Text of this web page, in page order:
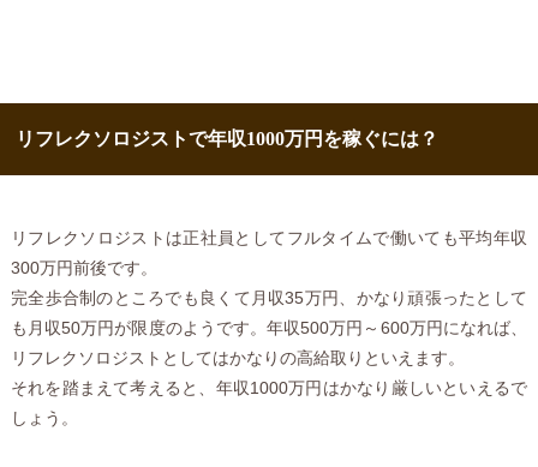
リフレクソロジストで年収1000万円を稼ぐには？
リフレクソロジストは正社員としてフルタイムで働いても平均年収
300万円前後です。
完全歩合制のところでも良くて月収35万円、かなり頑張ったとして
も月収50万円が限度のようです。年収500万円～600万円になれば、
リフレクソロジストとしてはかなりの高給取りといえます。
それを踏まえて考えると、年収1000万円はかなり厳しいといえるで
しょう。